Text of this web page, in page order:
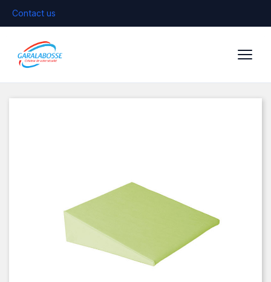
Contact us